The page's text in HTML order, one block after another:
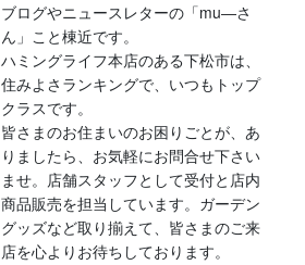
ブログやニュースレターの「mu―さ
ん」こと棟近です。
ハミングライフ本店のある下松市は、
住みよさランキングで、いつもトップ
クラスです。
皆さまのお住まいのお困りごとが、あ
りましたら、お気軽にお問合せ下さい
ませ。店舗スタッフとして受付と店内
商品販売を担当しています。ガーデン
グッズなど取り揃えて、皆さまのご来
店を心よりお待ちしております。